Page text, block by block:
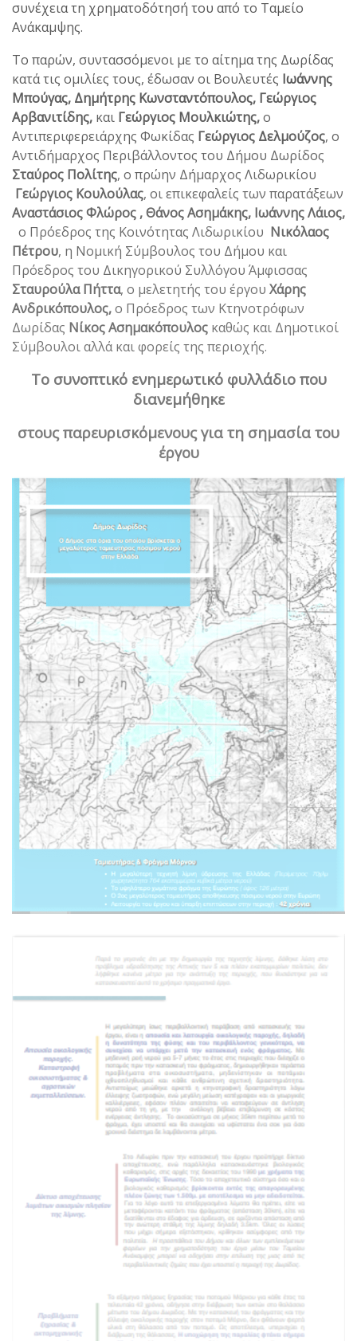
συνέχεια τη χρηματοδότησή του από το Ταμείο
Ανάκαμψης.
Το παρών, συντασσόμενοι με το αίτημα της Δωρίδας
κατά τις ομιλίες τους, έδωσαν οι Βουλευτές Ιωάννης
Μπούγας, Δημήτρης Κωνσταντόπουλος, Γεώργιος
Αρβανιτίδης, και Γεώργιος Μουλκιώτης,ο
Αντιπεριφερειάρχης Φωκίδας Γεώργιος Δελμούζος, ο
Αντιδήμαρχος Περιβάλλοντος του Δήμου Δωρίδος
Σταύρος Πολίτης, ο πρώην Δήμαρχος Λιδωρικίου
Γεώργιος Κουλούλας, οι επικεφαλείς των παρατάξεων
Αναστάσιος Φλώρος , Θάνος Ασημάκης, Ιωάννης Λάιος,
ο Πρόεδρος της Κοινότητας Λιδωρικίου Νικόλαος
Πέτρου, η Νομική Σύμβουλος του Δήμου και
Πρόεδρος του Δικηγορικού Συλλόγου Άμφισσας
Σταυρούλα Πήττα, ο μελετητής του έργου Χάρης
Ανδρικόπουλος,ο Πρόεδρος των Κτηνοτρόφων
Δωρίδας Νίκος Ασημακόπουλος καθώς και Δημοτικοί
Σύμβουλοι αλλά και φορείς της περιοχής.
Το συνοπτικό ενημερωτικό φυλλάδιο που
διανεμήθηκε
στους παρευρισκόμενους για τη σημασία του
έργου